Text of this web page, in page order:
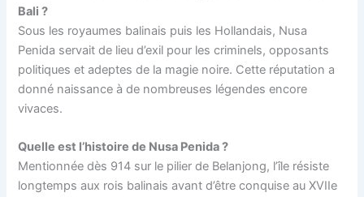
Bali ?
Sous les royaumes balinais puis les Hollandais, Nusa
Penida servait de lieu d’exil pour les criminels, opposants
politiques et adeptes de la magie noire. Cette réputation a
donné naissance à de nombreuses légendes encore
vivaces.
Quelle est l’histoire de Nusa Penida ?
Mentionnée dès 914 sur le pilier de Belanjong, l’île résiste
longtemps aux rois balinais avant d’être conquise au XVIIe